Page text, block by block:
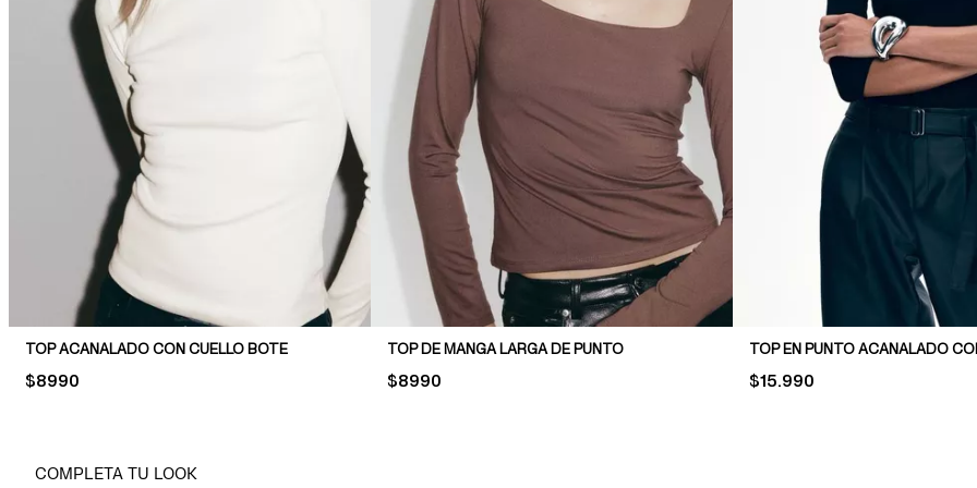
TOP ACANALADO CON CUELLO BOTE
PRICE:
$8990
TOP DE MANGA LARGA DE PUNTO
PRICE:
$8990 PRICE:
$15.990
COMPLETA TU LOOK